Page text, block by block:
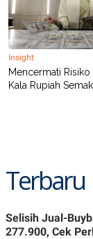
Insight
Mencermati Risiko
Kala Rupiah
Terbaru
Selisih Jual-
277.900, Cek